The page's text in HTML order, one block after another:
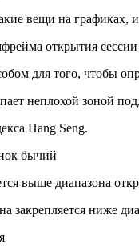
вещи на
открытия сессии
для того, чтобы
неплохой зоной
Hang Seng.
выше диапазона
закрепляется ниже